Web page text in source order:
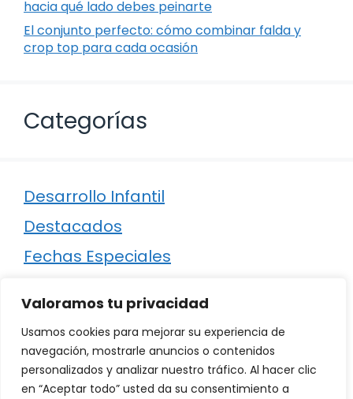
Valoramos tu privacidad
Usamos cookies para mejorar su experiencia de
navegación, mostrarle anuncios o contenidos
personalizados y analizar nuestro tráfico. Al hacer clic
en “Aceptar todo” usted da su consentimiento a
hacia qué lado debes peinarte
El conjunto perfecto: cómo combinar falda y
crop top para cada ocasión
Categorías
Desarrollo Infantil
Destacados
Fechas Especiales
Regalos
Relaciones